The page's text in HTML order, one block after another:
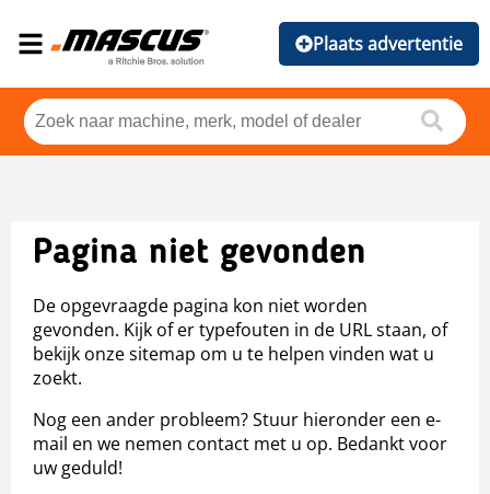
Plaats advertentie
Pagina niet gevonden
De opgevraagde pagina kon niet worden
gevonden. Kijk of er typefouten in de URL staan, of
bekijk onze sitemap om u te helpen vinden wat u
zoekt.
Nog een ander probleem? Stuur hieronder een e-
mail en we nemen contact met u op. Bedankt voor
uw geduld!